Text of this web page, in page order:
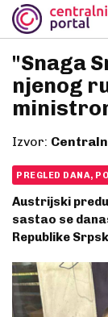
"Snaga
njenog
Izvor:
PREGLED DANA,
Austrijski
sastao se
Republike